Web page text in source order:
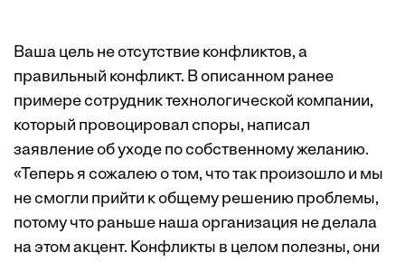
Ваша цель не отсутствие конфликтов, а
правильный конфликт. В описанном ранее
примере сотрудник технологической компании,
который провоцировал споры, написал
заявление об уходе по собственному желанию.
«Теперь я сожалею о том, что так произошло и мы
не смогли прийти к общему решению проблемы,
потому что раньше наша организация не делала
на этом акцент. Конфликты в целом полезны, они